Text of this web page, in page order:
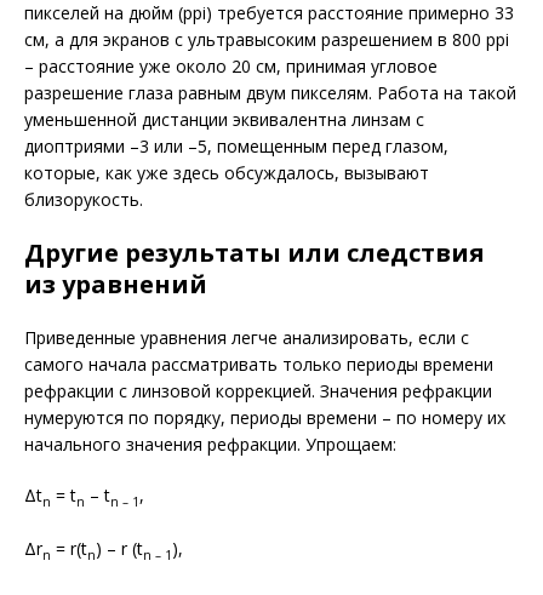
пикселей на дюйм (ppi) требуется расстояние примерно 33
см, а для экранов с ультравысоким разрешением в 800 ppi
– расстояние уже около 20 см, принимая угловое
разрешение глаза равным двум пикселям. Работа на такой
уменьшенной дистанции эквивалентна линзам с
диоптриями –3 или –5, помещенным перед глазом,
которые, как уже здесь обсуждалось, вызывают
близорукость.
Другие результаты или следствия
из уравнений
Приведенные уравнения легче анализировать, если с
самого начала рассматривать только периоды времени
рефракции с линзовой коррекцией. Значения ре­фракции
нумеруются по порядку, перио­ды времени – по номеру их
начального значения рефракции. Упрощаем:
Δtn = tn – tn – 1 ,
Δrn = r(tn) – r (tn – 1 ),